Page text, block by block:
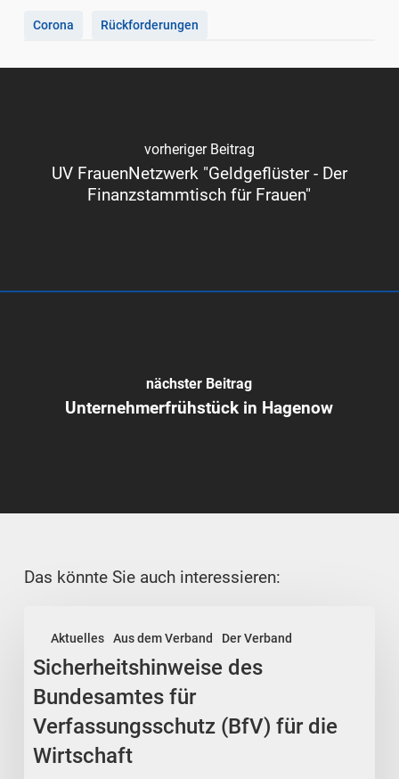
Corona Rückforderungen
vorheriger Beitrag
UV FrauenNetzwerk "Geldgeflüster - Der
Finanzstammtisch für Frauen"
nächster Beitrag
Unternehmerfrühstück in Hagenow
Das könnte Sie auch interessieren:
Aktuelles Aus dem Verband Der Verband
des
Bundesamtes
für
Verfassungsschutz
(BfV)
für
Sicherheitshinweise des
Bundesamtes für
Verfassungsschutz (BfV) für die
Wirtschaft